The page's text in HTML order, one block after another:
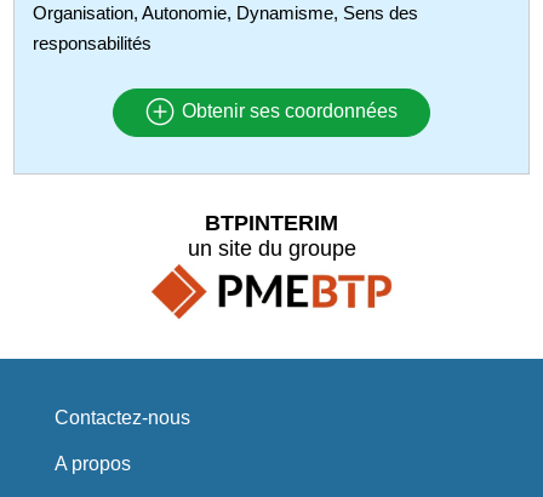
Organisation, Autonomie, Dynamisme, Sens des
responsabilités
Obtenir ses coordonnées
BTPINTERIM
un site du groupe
Contactez-nous
A propos